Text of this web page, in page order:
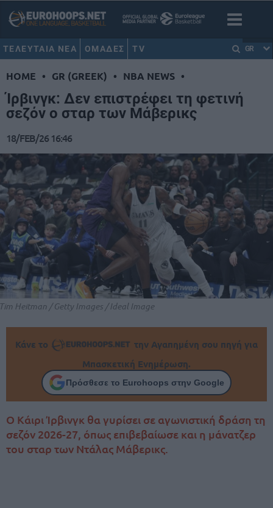
ΤΕΛΕΥΤΑΙΑ ΝΕΑ ΟΜΑΔΕΣ TV GR
HOME • GR (GREEK) • NBA NEWS •
Ίρβινγκ: Δεν επιστρέφει τη φετινή
σεζόν ο σταρ των Μάβερικς
18/FEB/26 16:46
Heitman / Getty Images / Ideal Image
Κάνε το
την Αγαπημένη σου πηγή για
Μπασκετική Ενημέρωση.
Πρόσθεσε το Eurohoops στην Google
Ο Κάιρι Ίρβινγκ θα γυρίσει σε αγωνιστική δράση τη
σεζόν 2026-27, όπως επιβεβαίωσε και η μάνατζερ
του σταρ των Ντάλας Μάβερικς.